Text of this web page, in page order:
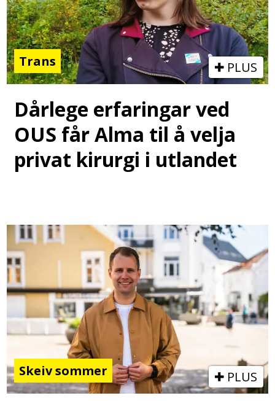
Trans PLUS
Dårlege erfaringar ved
OUS får Alma til å velja
privat kirurgi i utlandet
Skeiv sommer PLUS